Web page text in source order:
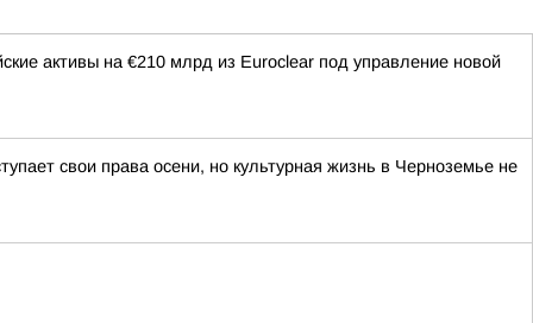
активы на €210 млрд из Euroclear под управление новой
свои права осени, но культурная жизнь в Черноземье не